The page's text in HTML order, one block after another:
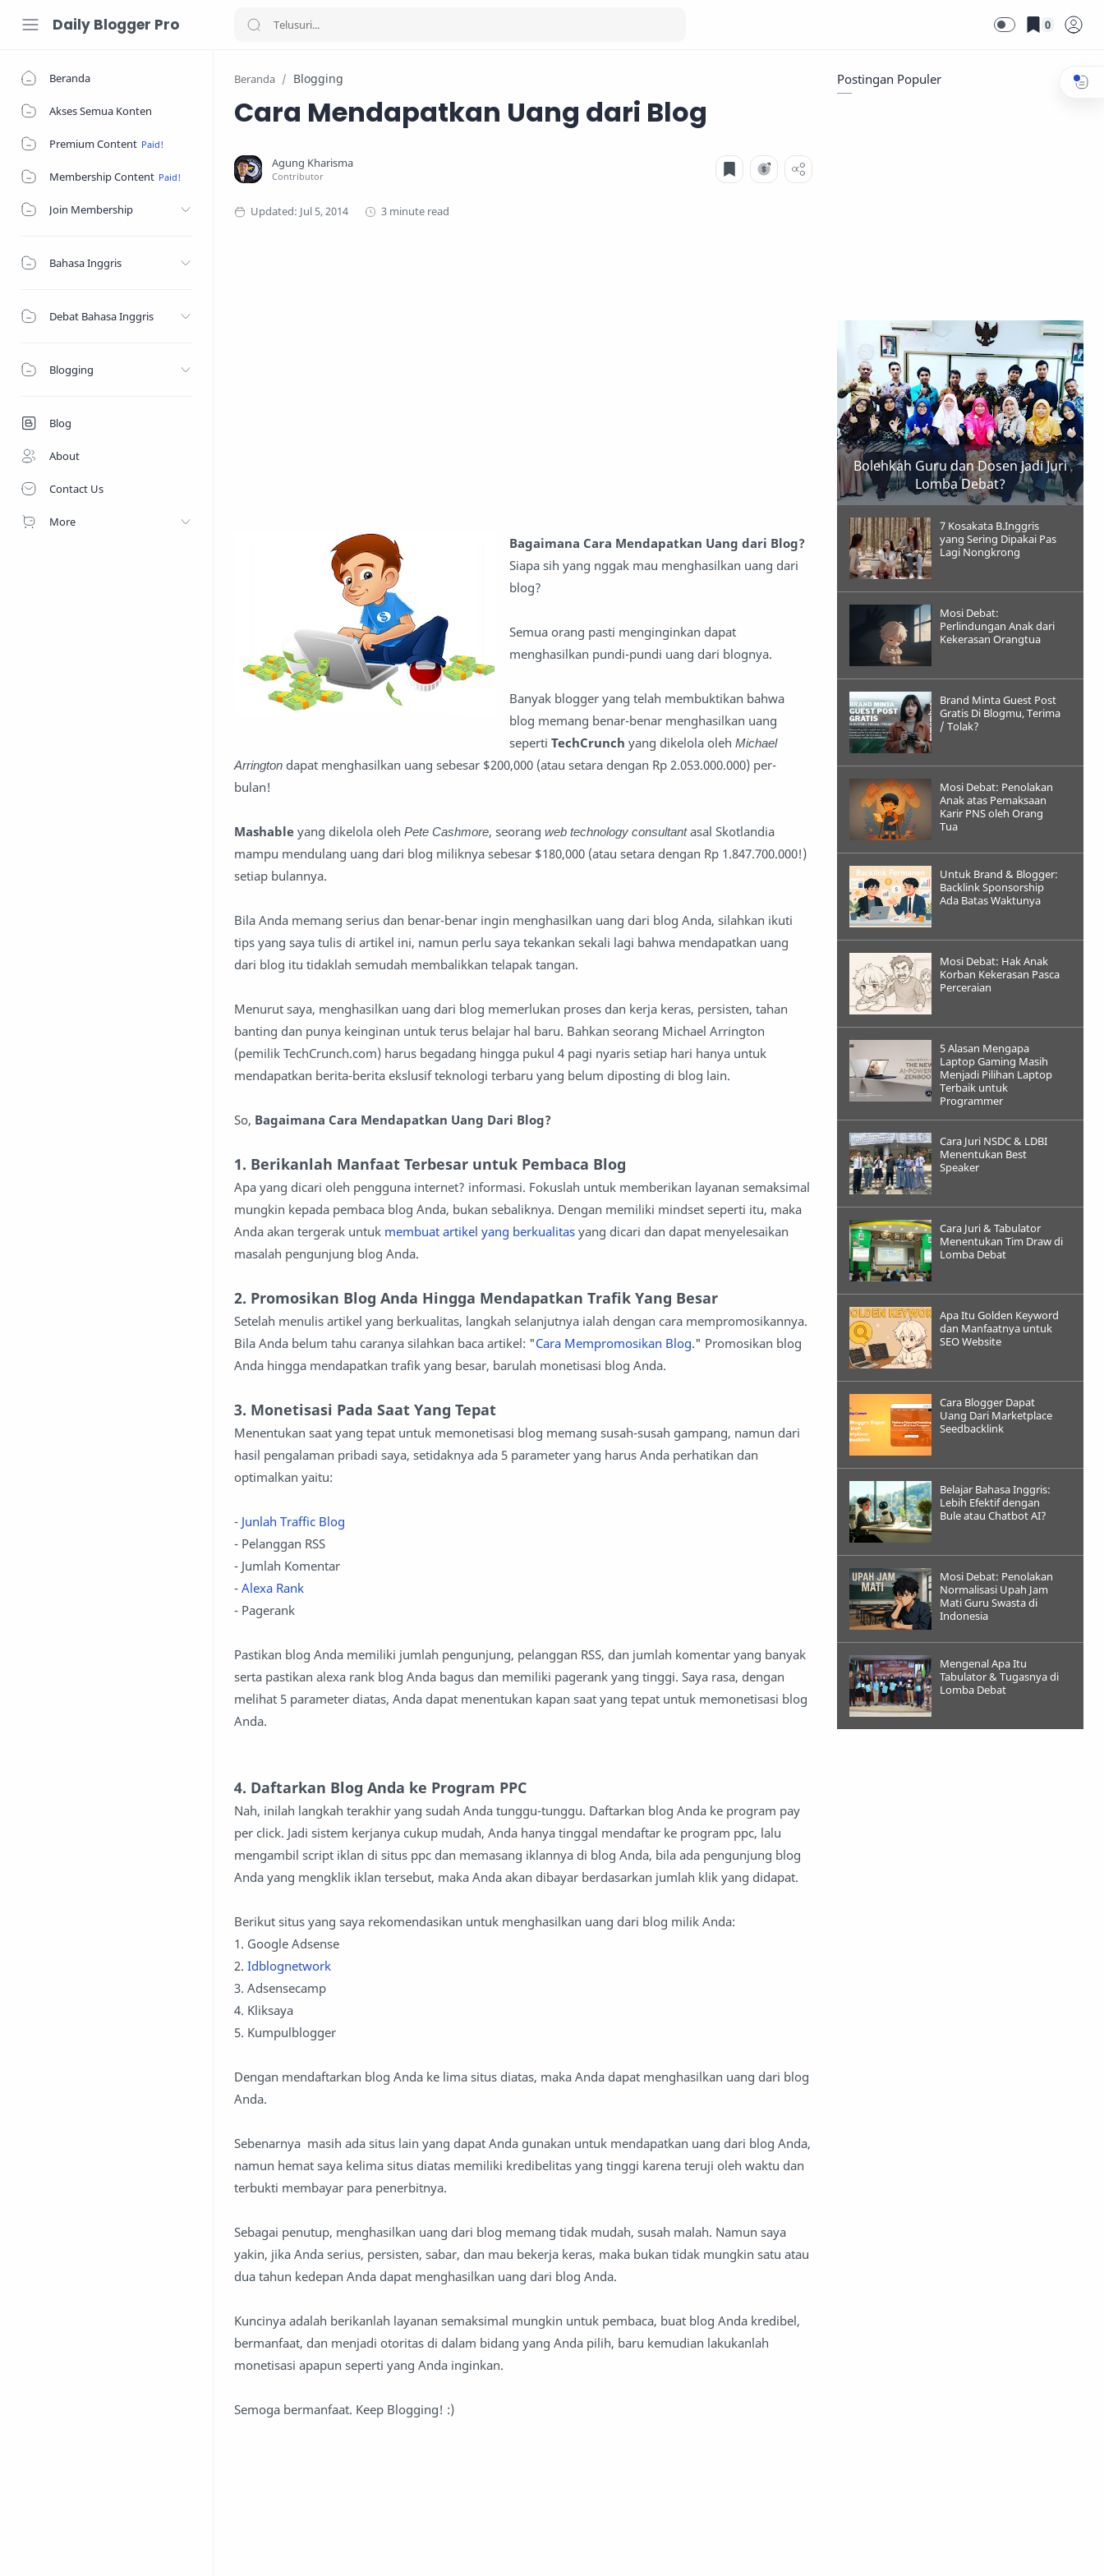
Daily Blogger Pro 0
Beranda
Akses Semua Konten
Premium Content
Membership Content
Join Membership
Bahasa Inggris
Debat Bahasa Inggris
Blogging
Blog
About
Contact Us
More
Beranda Blogging
Cara Mendapatkan Uang dari Blog
3 minute read
Bagaimana Cara Mendapatkan Uang dari Blog?
Siapa sih yang nggak mau menghasilkan uang dari
blog?
Semua orang pasti menginginkan dapat
menghasilkan pundi-pundi uang dari blognya.
Banyak blogger yang telah membuktikan bahwa
blog memang benar-benar menghasilkan uang
seperti TechCrunch yang dikelola oleh Michael
Arrington dapat menghasilkan uang sebesar $200,000 (atau setara dengan Rp 2.053.000.000) per-
bulan!
Mashable yang dikelola oleh Pete Cashmore, seorang web technology consultantasal Skotlandia
mampu mendulang uang dari blog miliknya sebesar $180,000 (atau setara dengan Rp 1.847.700.000!)
setiap bulannya.
Bila Anda memang serius dan benar-benar ingin menghasilkan uang dari blog Anda, silahkan ikuti
tips yang saya tulis di artikel ini, namun perlu saya tekankan sekali lagi bahwa mendapatkan uang
dari blog itu tidaklah semudah membalikkan telapak tangan.
Menurut saya, menghasilkan uang dari blog memerlukan proses dan kerja keras, persisten, tahan
banting dan punya keinginan untuk terus belajar hal baru. Bahkan seorang Michael Arrington
(pemilik TechCrunch.com) harus begadang hingga pukul 4 pagi nyaris setiap hari hanya untuk
mendapatkan berita-berita ekslusif teknologi terbaru yang belum diposting di blog lain.
So, Bagaimana Cara Mendapatkan Uang Dari Blog?
1. Berikanlah Manfaat Terbesar untuk Pembaca Blog
Apa yang dicari oleh pengguna internet? informasi. Fokuslah untuk memberikan layanan semaksimal
mungkin kepada pembaca blog Anda, bukan sebaliknya. Dengan memiliki mindset seperti itu, maka
Anda akan tergerak untuk membuat artikel yang berkualitas yang dicari dan dapat menyelesaikan
masalah pengunjung blog Anda.
2. Promosikan Blog Anda Hingga Mendapatkan Trafik Yang Besar
Setelah menulis artikel yang berkualitas, langkah selanjutnya ialah dengan cara mempromosikannya.
Bila Anda belum tahu caranya silahkan baca artikel: "Cara Mempromosikan Blog." Promosikan blog
Anda hingga mendapatkan trafik yang besar, barulah monetisasi blog Anda.
3. Monetisasi Pada Saat Yang Tepat
Menentukan saat yang tepat untuk memonetisasi blog memang susah-susah gampang, namun dari
hasil pengalaman pribadi saya, setidaknya ada 5 parameter yang harus Anda perhatikan dan
optimalkan yaitu:
- Junlah Traffic Blog
- Pelanggan RSS
- Jumlah Komentar
- Alexa Rank
- Pagerank
Pastikan blog Anda memiliki jumlah pengunjung, pelanggan RSS, dan jumlah komentar yang banyak
serta pastikan alexa rank blog Anda bagus dan memiliki pagerank yang tinggi. Saya rasa, dengan
melihat 5 parameter diatas, Anda dapat menentukan kapan saat yang tepat untuk memonetisasi blog
Anda.
4. Daftarkan Blog Anda ke Program PPC
Nah, inilah langkah terakhir yang sudah Anda tunggu-tunggu. Daftarkan blog Anda ke program pay
per click. Jadi sistem kerjanya cukup mudah, Anda hanya tinggal mendaftar ke program ppc, lalu
mengambil script iklan di situs ppc dan memasang iklannya di blog Anda, bila ada pengunjung blog
Anda yang mengklik iklan tersebut, maka Anda akan dibayar berdasarkan jumlah klik yang didapat.
Berikut situs yang saya rekomendasikan untuk menghasilkan uang dari blog milik Anda:
1. Google Adsense
2. Idblognetwork
3. Adsensecamp
4. Kliksaya
5. Kumpulblogger
Dengan mendaftarkan blog Anda ke lima situs diatas, maka Anda dapat menghasilkan uang dari blog
Anda.
Sebenarnya masih ada situs lain yang dapat Anda gunakan untuk mendapatkan uang dari blog Anda,
namun hemat saya kelima situs diatas memiliki kredibelitas yang tinggi karena teruji oleh waktu dan
terbukti membayar para penerbitnya.
Sebagai penutup, menghasilkan uang dari blog memang tidak mudah, susah malah. Namun saya
yakin, jika Anda serius, persisten, sabar, dan mau bekerja keras, maka bukan tidak mungkin satu atau
dua tahun kedepan Anda dapat menghasilkan uang dari blog Anda.
Kuncinya adalah berikanlah layanan semaksimal mungkin untuk pembaca, buat blog Anda kredibel,
bermanfaat, dan menjadi otoritas di dalam bidang yang Anda pilih, baru kemudian lakukanlah
monetisasi apapun seperti yang Anda inginkan.
Semoga bermanfaat. Keep Blogging! :)
Postingan Populer
Bolehkah Guru dan Dosen Jadi Juri
Lomba Debat?
7 Kosakata B.Inggris
yang Sering Dipakai Pas
Lagi Nongkrong
Mosi Debat:
Perlindungan Anak dari
Kekerasan Orangtua
Brand Minta Guest Post
Gratis Di Blogmu, Terima
/ Tolak?
Mosi Debat: Penolakan
Anak atas Pemaksaan
Karir PNS oleh Orang
Tua
Untuk Brand & Blogger:
Backlink Sponsorship
Ada Batas Waktunya
Mosi Debat: Hak Anak
Korban Kekerasan Pasca
Perceraian
5 Alasan Mengapa
Laptop Gaming Masih
Menjadi Pilihan Laptop
Terbaik untuk
Programmer
Cara Juri NSDC & LDBI
Menentukan Best
Speaker
Cara Juri & Tabulator
Menentukan Tim Draw di
Lomba Debat
Apa Itu Golden Keyword
dan Manfaatnya untuk
SEO Website
Cara Blogger Dapat
Uang Dari Marketplace
Seedbacklink
Belajar Bahasa Inggris:
Lebih Efektif dengan
Bule atau Chatbot AI?
Mosi Debat: Penolakan
Normalisasi Upah Jam
Mati Guru Swasta di
Indonesia
Mengenal Apa Itu
Tabulator & Tugasnya di
Lomba Debat